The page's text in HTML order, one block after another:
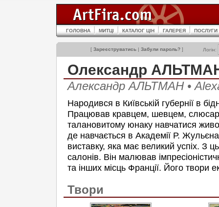
ГОЛОВНА МИТЦІ КАТАЛОГ ЦІН ГАЛЕРЕЯ ПОСЛУГИ
[ Зареєструватись | Забули пароль? ] Логін:
Олександр
Александр АЛЬТМАН •
Народився в Київській губернії в
Працював кравцем, шевцем,
талановитому юнаку навчатися
де навчається в Академії Р.
виставку, яка має великий успіх. З
салонів. Він малював
та інших місць Франції. Його твори
Твори